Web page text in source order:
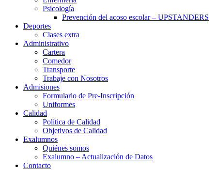
Psicología
Prevención del acoso escolar – UPSTANDERS
Deportes
Clases extra
Administrativo
Cartera
Comedor
Transporte
Trabaje con Nosotros
Admisiones
Formulario de Pre-Inscripción
Uniformes
Calidad
Política de Calidad
Objetivos de Calidad
Exalumnos
Quiénes somos
Exalumno – Actualización de Datos
Contacto